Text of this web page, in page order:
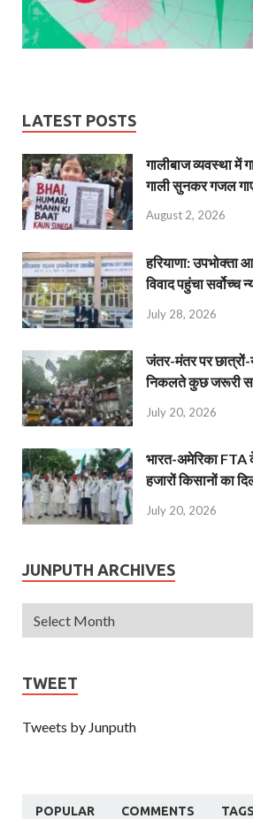
LATEST POSTS
गालीबाज व्‍यवस्‍था में
गाली सुनकर गजल
August 2, 2026
हरियाणा: उपभोक्ता
विवाद पहुंचा सर्वोच्च
July 28, 2026
जंतर-मंतर पर
निकलते कुछ जरूरी
July 20, 2026
भारत-अमेरिका FTA
हजारों किसानों का
July 20, 2026
JUNPUTH ARCHIVES
TWEET
Tweets by Junputh
POPULAR COMMENTS TAGS